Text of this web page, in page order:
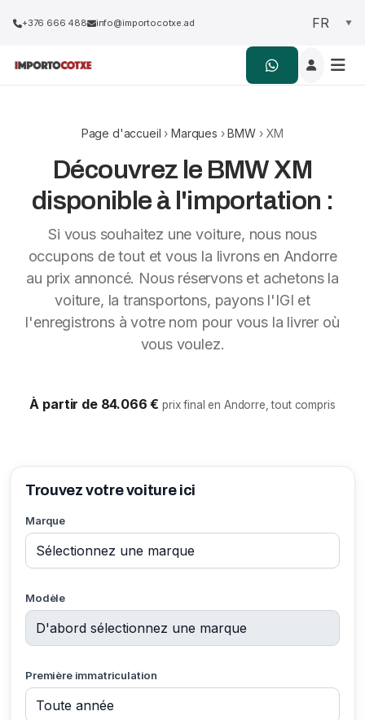
+376 666 488 info@importocotxe.ad
Page d'accueil ›Marques ›BMW › XM
Découvrez le BMW XM
disponible à l'importation :
Si vous souhaitez une voiture, nous nous
occupons de tout et vous la livrons en Andorre
au prix annoncé. Nous réservons et achetons la
voiture, la transportons, payons l'IGI et
l'enregistrons à votre nom pour vous la livrer où
vous voulez.
À partir de 84.066 €prix final en Andorre, tout compris
Trouvez votre voiture ici
Marque
Modèle
Première immatriculation